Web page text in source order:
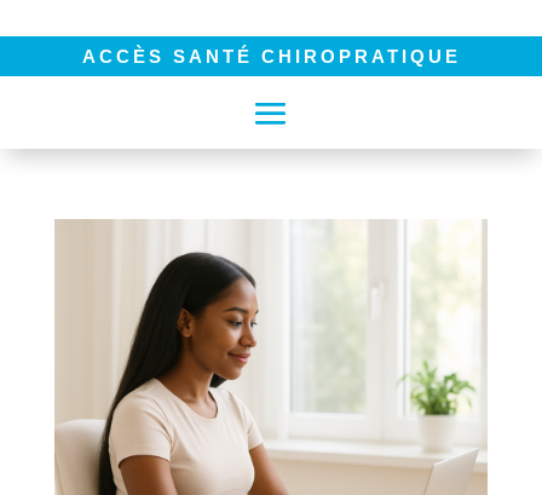
ACCÈS SANTÉ CHIROPRATIQUE